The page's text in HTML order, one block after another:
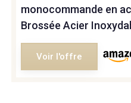
monocommande en
Brossée Acier
Voir l'offre